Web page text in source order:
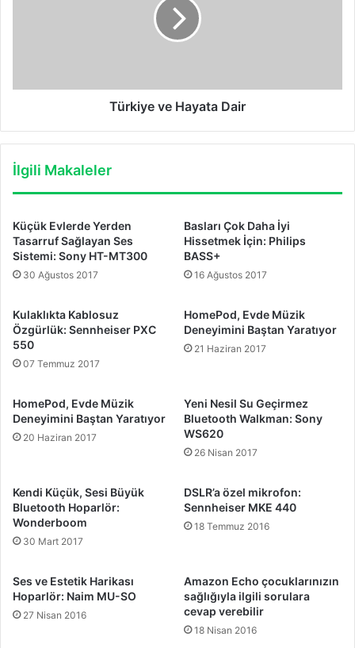
Türkiye ve Hayata Dair
İlgili Makaleler
Küçük Evlerde Yerden
Tasarruf Sağlayan Ses
Sistemi: Sony HT-MT300
30 Ağustos 2017
Basları Çok Daha İyi
Hissetmek İçin: Philips
BASS+
16 Ağustos 2017
Kulaklıkta Kablosuz
Özgürlük: Sennheiser PXC
550
07 Temmuz 2017
HomePod, Evde Müzik
Deneyimini Baştan Yaratıyor
21 Haziran 2017
HomePod, Evde Müzik
Deneyimini Baştan Yaratıyor
20 Haziran 2017
Yeni Nesil Su Geçirmez
Bluetooth Walkman: Sony
WS620
26 Nisan 2017
Kendi Küçük, Sesi Büyük
Bluetooth Hoparlör:
Wonderboom
30 Mart 2017
DSLR’a özel mikrofon:
Sennheiser MKE 440
18 Temmuz 2016
Ses ve Estetik Harikası
Hoparlör: Naim MU-SO
27 Nisan 2016
Amazon Echo çocuklarınızın
sağlığıyla ilgili sorulara
cevap verebilir
18 Nisan 2016